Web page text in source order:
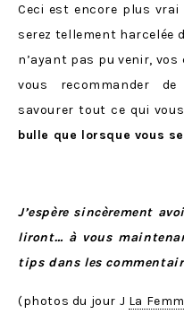
Ceci est encore plus vrai
serez tellement harcelée
n’ayant pas pu venir, vos
vous recommander
savourer tout ce qui
bulle que lorsque vous
J’espère sincèrement
liront… à vous
tips dans les
(photos du jour J La